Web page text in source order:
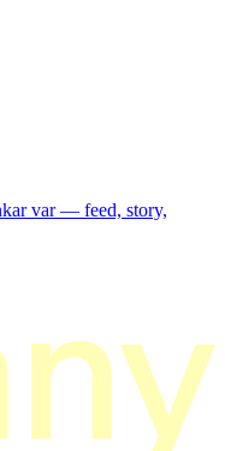
var — feed, story,